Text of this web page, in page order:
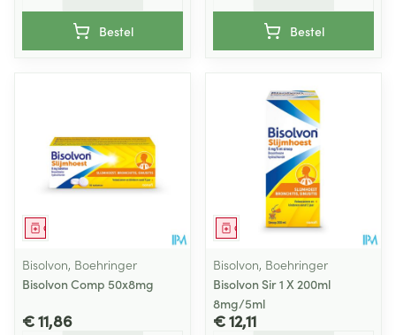
Bestel Bestel
Geneesmiddel
Bisolvon, Boehringer
Bisolvon Comp 50x8mg
€ 11,86
Geneesmiddel
Bisolvon, Boehringer
Bisolvon Sir 1 X 200ml
8mg/5ml
€ 12,11